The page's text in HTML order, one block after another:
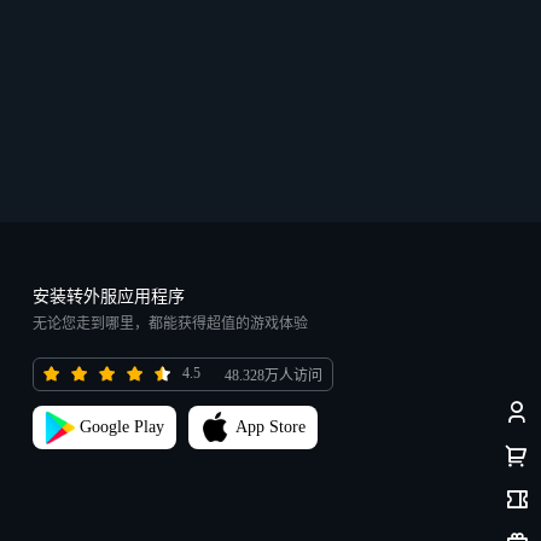
安装转外服应用程序
无论您走到哪里，都能获得超值的游戏体验
4.5 48.328万人访问
Google Play App Store